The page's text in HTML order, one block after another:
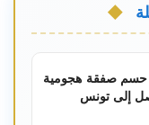
حسم صفقة هجومية
إلى تونس